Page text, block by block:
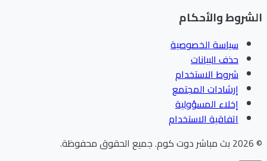
والأحكام
سياسة الخصوصية
حذف البيانات
شروط الاستخدام
إرشادات المجتمع
إخلاء المسؤولية
اتفاقية الاستخدام
بث مباشر دوت كوم.جميع الحقوق محفوظة.